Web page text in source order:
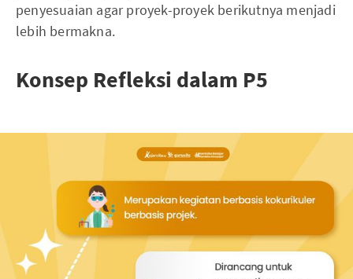
penyesuaian agar proyek-proyek berikutnya menjadi
lebih bermakna.
Konsep Refleksi dalam P5